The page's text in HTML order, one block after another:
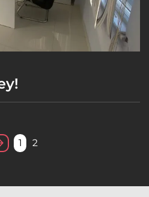
1 2